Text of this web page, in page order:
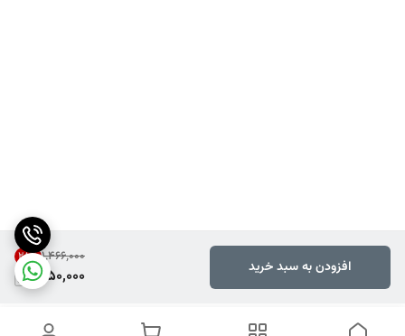
۱٬۴۶۶٬۰۰۰ 28%
1,050,000 افزودن به سبد خرید